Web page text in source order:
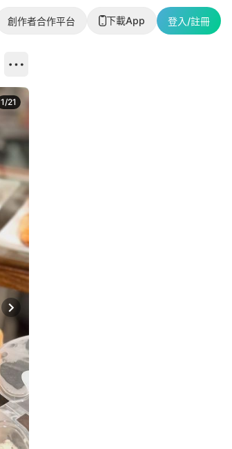
創作者合作平台 下載App 登入/註冊
Next slide
1/21